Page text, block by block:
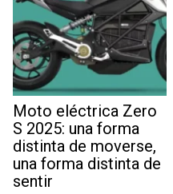
Moto eléctrica Zero
S 2025: una forma
distinta de moverse,
una forma distinta de
sentir